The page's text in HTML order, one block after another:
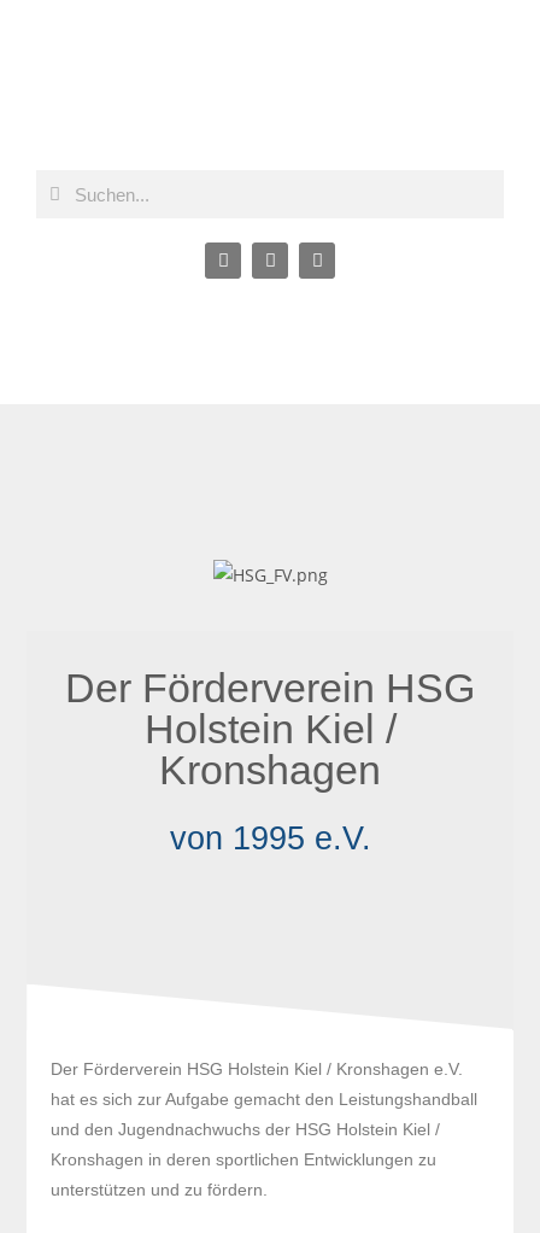
Der Förderverein HSG
Holstein Kiel /
Kronshagen
von 1995 e.V.
Der Förderverein HSG Holstein Kiel / Kronshagen e.V.
hat es sich zur Aufgabe gemacht den Leistungshandball
und den Jugendnachwuchs der HSG Holstein Kiel /
Kronshagen in deren sportlichen Entwicklungen zu
unterstützen und zu fördern.